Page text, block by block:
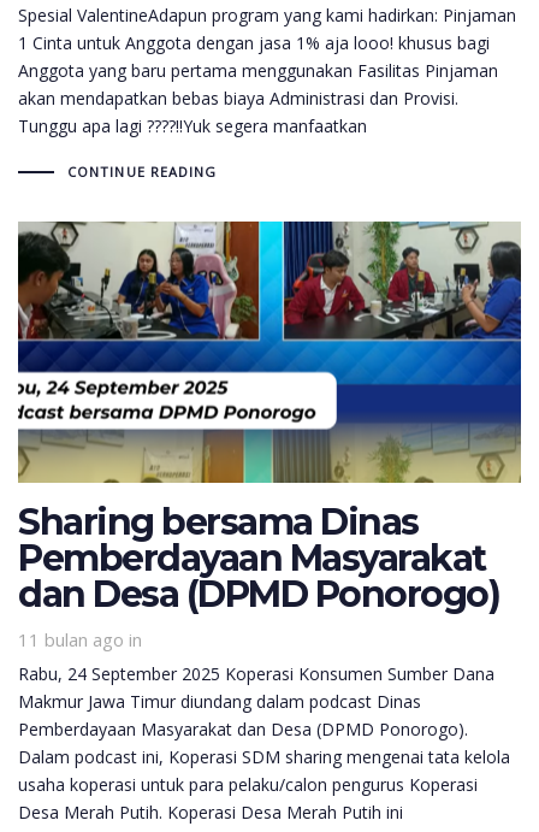
Spesial ValentineAdapun program yang kami hadirkan: Pinjaman
1 Cinta untuk Anggota dengan jasa 1% aja looo! khusus bagi
Anggota yang baru pertama menggunakan Fasilitas Pinjaman
akan mendapatkan bebas biaya Administrasi dan Provisi.
Tunggu apa lagi ????!!Yuk segera manfaatkan
CONTINUE READING
Sharing bersama Dinas
Pemberdayaan Masyarakat
dan Desa (DPMD Ponorogo)
11 bulan ago in
Rabu, 24 September 2025 Koperasi Konsumen Sumber Dana
Makmur Jawa Timur diundang dalam podcast Dinas
Pemberdayaan Masyarakat dan Desa (DPMD Ponorogo).
Dalam podcast ini, Koperasi SDM sharing mengenai tata kelola
usaha koperasi untuk para pelaku/calon pengurus Koperasi
Desa Merah Putih. Koperasi Desa Merah Putih ini